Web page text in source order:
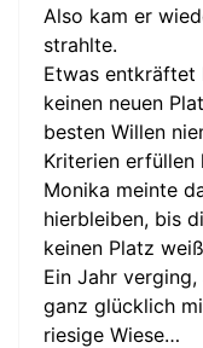
Also kam er
strahlte.
Etwas entkräftet
keinen neuen
besten Willen
Kriterien erfüllen
Monika meinte
hierbleiben, bis
keinen Platz
Ein Jahr
ganz glücklich
riesige Wiese…